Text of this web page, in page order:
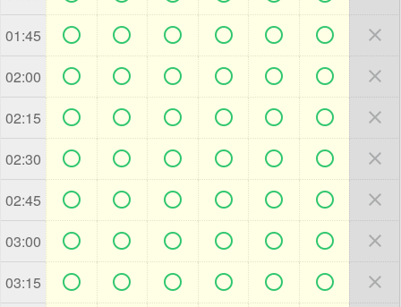
01:45       
02:00       
02:15       
02:30       
02:45       
03:00       
03:15       